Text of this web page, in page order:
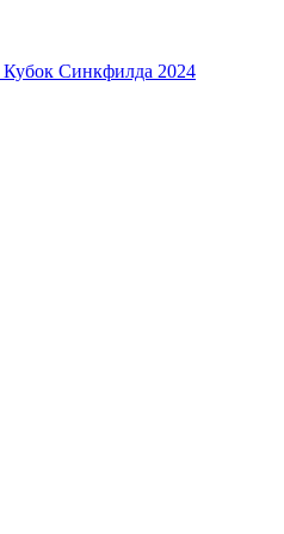
Кубок Синкфилда 2024